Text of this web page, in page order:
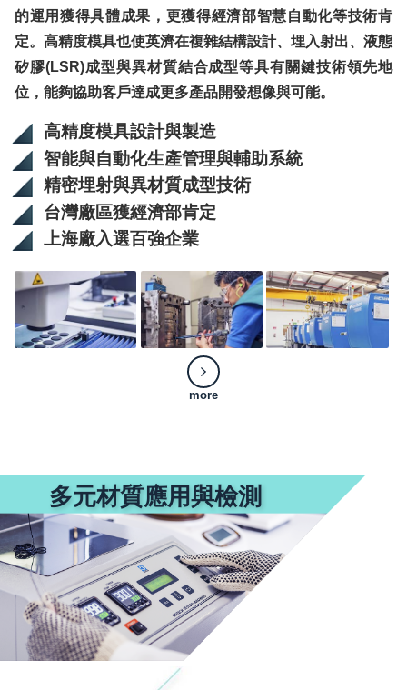
的運用獲得具體成果，更獲得經濟部智慧自動化等技術肯
定。高精度模具也使英濟在複雜結構設計、埋入射出、液態
矽膠(LSR)成型與異材質結合成型等具有關鍵技術領先地
位，能夠協助客戶達成更多產品開發想像與可能。
高精度模具設計與製造
智能與自動化生產管理與輔助系統
精密埋射與異材質成型技術
台灣廠區獲經濟部肯定
上海廠入選百強企業
more
多元材質應用與檢測